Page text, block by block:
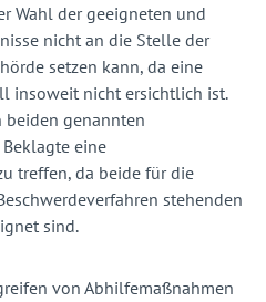
Wahl der geeigneten und
nicht an die Stelle der
setzen kann, da eine
insoweit nicht ersichtlich ist.
beiden genannten
eine
treffen, da beide für die
stehenden
sind.
von Abhilfemaßnahmen